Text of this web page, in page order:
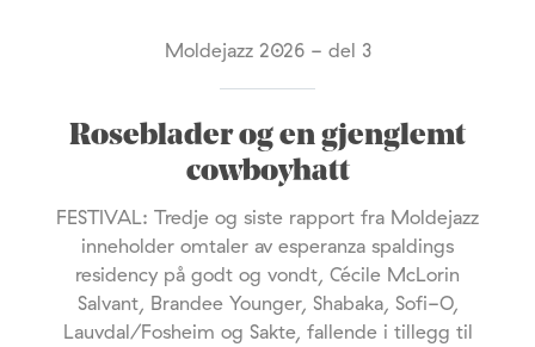
Moldejazz 2026 - del 3
Roseblader og en gjenglemt
cowboyhatt
FESTIVAL: Tredje og siste rapport fra Moldejazz
inneholder omtaler av esperanza spaldings
residency på godt og vondt, Cécile McLorin
Salvant, Brandee Younger, Shabaka, Sofi-O,
Lauvdal/Fosheim og Sakte, fallende i tillegg til